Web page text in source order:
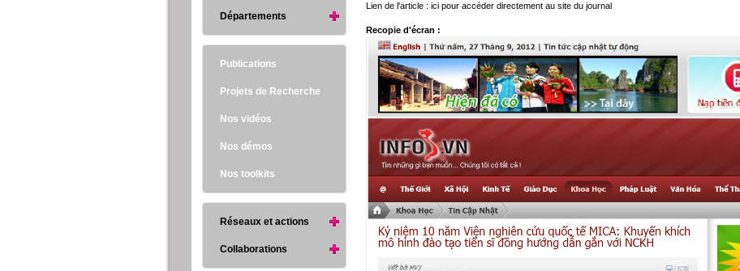
Lien de l'article :ici pour accéder directement au site du journal
Recopie d'écran :
Départements
Publications
Projets de Recherche
Nos vidéos
Nos démos
Nos toolkits
Réseaux et actions
Collaborations